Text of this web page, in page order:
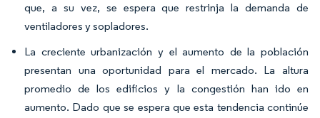
que, a su vez, se espera que restrinja la demanda de
ventiladores y sopladores.
La creciente urbanización y el aumento de la población
presentan una oportunidad para el mercado. La altura
promedio de los edificios y la congestión han ido en
aumento. Dado que se espera que esta tendencia continúe